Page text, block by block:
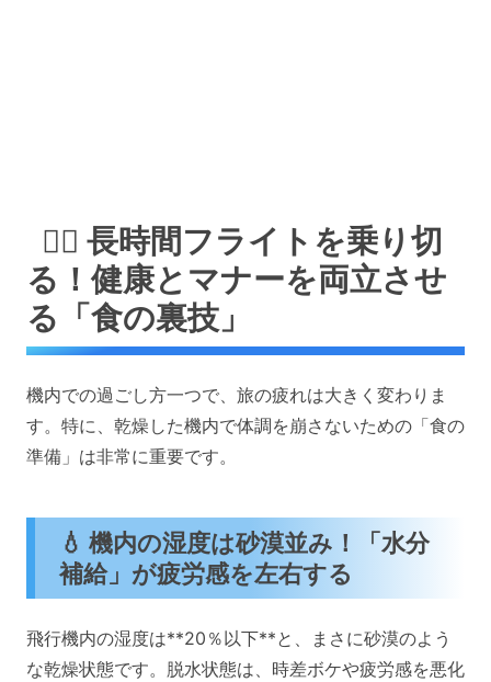
🧘‍♀️ 長時間フライトを乗り切
る！健康とマナーを両立させ
る「食の裏技」
機内での過ごし方一つで、旅の疲れは大きく変わりま
す。特に、乾燥した機内で体調を崩さないための「食の
準備」は非常に重要です。
💧 機内の湿度は砂漠並み！「水分
補給」が疲労感を左右する
飛行機内の湿度は**20％以下**と、まさに砂漠のよう
な乾燥状態です。脱水状態は、時差ボケや疲労感を悪化